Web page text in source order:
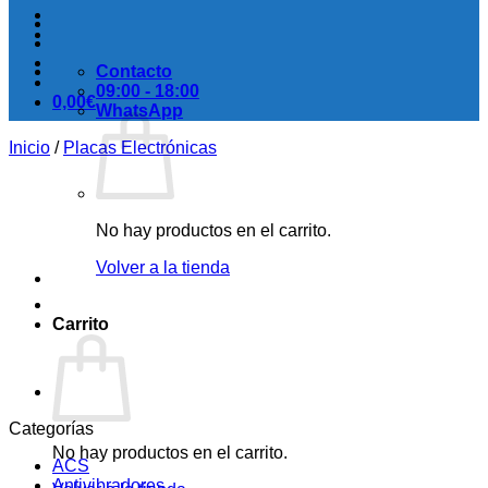
0,00€
No hay productos en el carrito.
Volver a la tienda
Carrito
No hay productos en el carrito.
Contacto
09:00 - 18:00
WhatsApp
Inicio / Placas Electrónicas
Categorías
ACS